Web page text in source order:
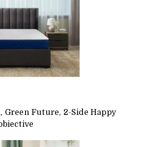
Green Future, 2-Side Happy